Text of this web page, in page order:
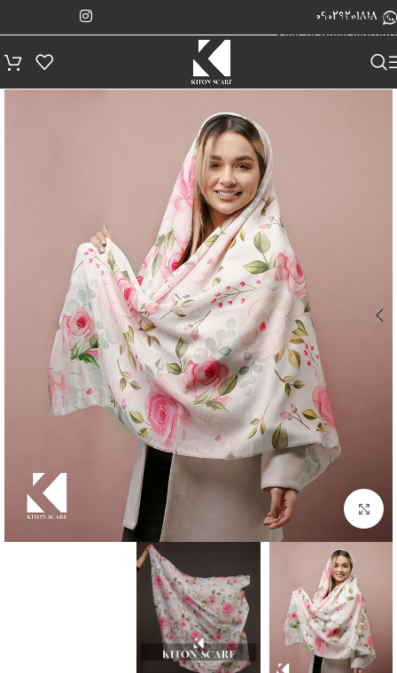
Skip to navigation
Skip to main content
09029201818
بزرگنمایی تصویر